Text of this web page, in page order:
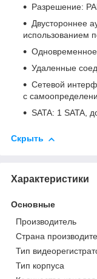
Разрешение:
Двустороннее
использованием
Одновременное
Удаленные
Сетевой
с
SATA: 1 SATA,
Скрыть
Характеристики
Основные
Производитель
Страна
Тип
Тип корпуса